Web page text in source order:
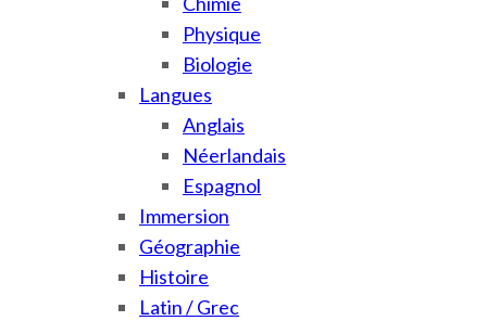
Physique
Biologie
Langues
Anglais
Néerlandais
Espagnol
Immersion
Géographie
Histoire
Latin / Grec